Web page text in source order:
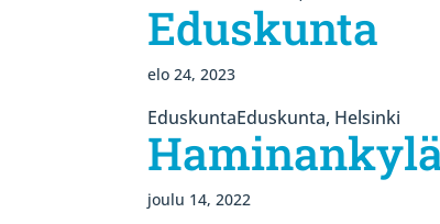
Eduskunta
elo 24, 2023
EduskuntaEduskunta, Helsinki
joulu 14, 2022